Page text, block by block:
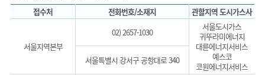
접수처 전화번호/소재지 관할지역 도시가스사
서울지역본부
02) 2657-1030
서울도시가스
귀뚜라미에너지
대륜에너지서비스
예스코
코원에너지서비스
서울특별시 강서구 공항대로 340